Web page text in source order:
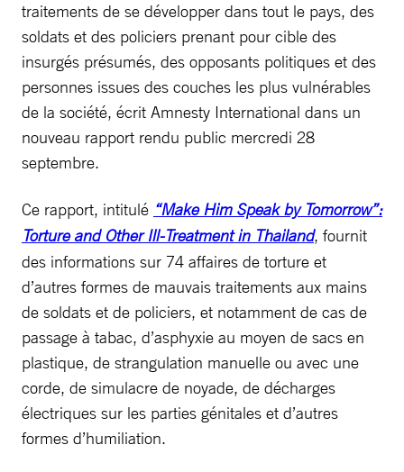
traitements de se développer dans tout le pays, des
soldats et des policiers prenant pour cible des
insurgés présumés, des opposants politiques et des
personnes issues des couches les plus vulnérables
de la société, écrit Amnesty International dans un
nouveau rapport rendu public mercredi 28
septembre.
Ce rapport, intitulé “Make Him Speak by Tomorrow”:
Torture and Other Ill-Treatment in Thailand, fournit
des informations sur 74 affaires de torture et
d’autres formes de mauvais traitements aux mains
de soldats et de policiers, et notamment de cas de
passage à tabac, d’asphyxie au moyen de sacs en
plastique, de strangulation manuelle ou avec une
corde, de simulacre de noyade, de décharges
électriques sur les parties génitales et d’autres
formes d’humiliation.